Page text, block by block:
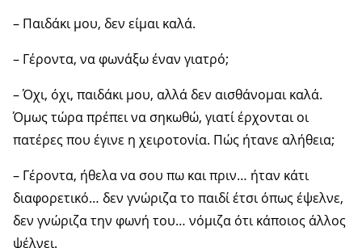
– Παιδάκι μου, δεν είμαι καλά.
– Γέροντα, να φωνάξω έναν γιατρό;
– Όχι, όχι, παιδάκι μου, αλλά δεν αισθάνομαι καλά.
Όμως τώρα πρέπει να σηκωθώ, γιατί έρχονται οι
πατέρες που έγινε η χειροτονία. Πώς ήτανε αλήθεια;
– Γέροντα, ήθελα να σου πω και πριν… ήταν κάτι
διαφορετικό… δεν γνώριζα το παιδί έτσι όπως έψελνε,
δεν γνώριζα την φωνή του… νόμιζα ότι κάποιος άλλος
ψέλνει.